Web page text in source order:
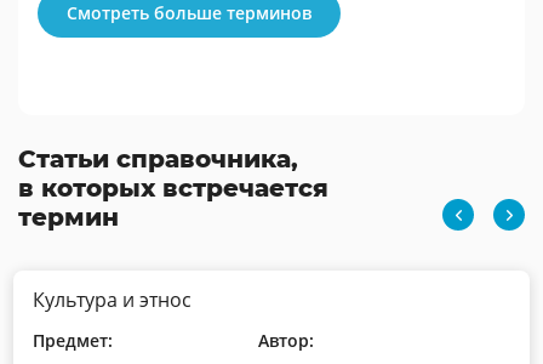
Смотреть больше терминов
Статьи справочника,
в которых встречается
термин
Культура и этнос
Предмет:
Автор: